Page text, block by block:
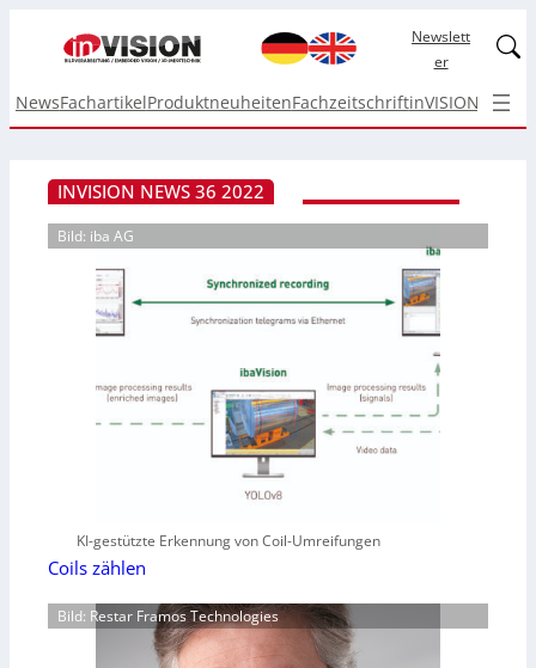
Newslett
er
NewsFachartikelProduktneuheitenFachzeitschriftinVISION Top
INVISION NEWS 36 2022
Bild: iba AG
KI-gestützte Erkennung von Coil-Umreifungen
Coils zählen
Bild: Restar Framos Technologies